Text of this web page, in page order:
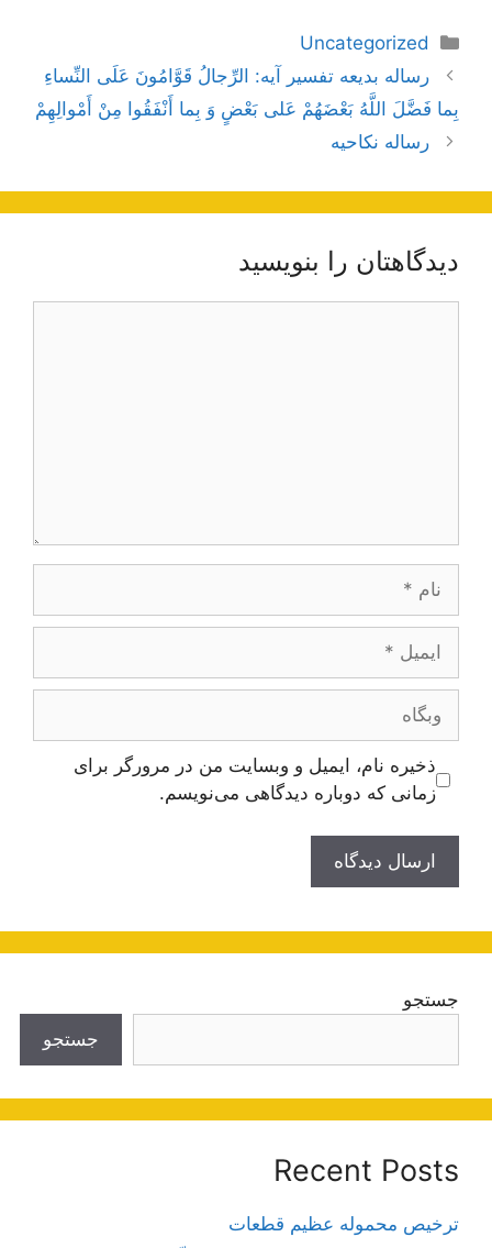
دسته‌ها
Uncategorized
ناوبری
نوشته‌ها
رساله بدیعه تفسیر آیه: الرِّجالُ قَوَّامُونَ عَلَى النِّساءِ
بِما فَضَّلَ اللَّهُ بَعْضَهُمْ عَلى‌ بَعْضٍ وَ بِما أَنْفَقُوا مِنْ أَمْوالِهِمْ‌
رساله نکاحیه
دیدگاهتان را بنویسید
ایمیل
وبگاه
ذخیره نام، ایمیل و وبسایت من در مرورگر برای
زمانی که دوباره دیدگاهی می‌نویسم.
جستجو
جستجو
Recent Posts
ترخیص محموله عظیم قطعات